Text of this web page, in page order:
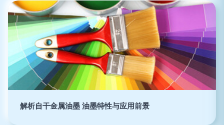
解析自干金属油墨 油墨特性与应用前景